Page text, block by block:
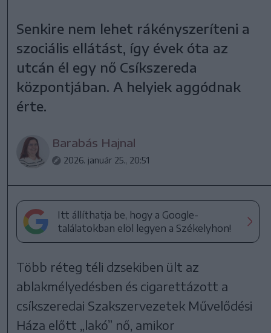
Senkire nem lehet rákényszeríteni a
szociális ellátást, így évek óta az
utcán él egy nő Csíkszereda
központjában. A helyiek aggódnak
érte.
Barabás Hajnal
2026. január 25., 20:51
Itt állíthatja be, hogy a Google-
találatokban elöl legyen a Székelyhon!
Több réteg téli dzsekiben ült az
ablakmélyedésben és cigarettázott a
csíkszeredai Szakszervezetek Művelődési
Háza előtt „lakó” nő, amikor